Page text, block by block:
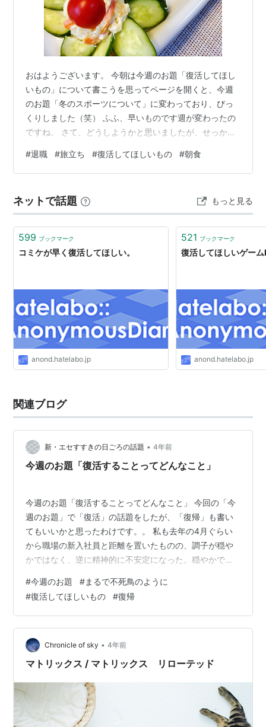
おはようございます。 今朝は今週のお題「復活してほし
いもの」について書こうを思ってページを開くと、今週
のお題「冬のスポーツについて」に変わっており、びっ
くりしました（笑） ふふ、早いものです週が変わったの
ですね。 さて、どうしようかと思いましたが、せっかく
者たちへ ご縁あって一緒の職場で働きましたが、残念な
事に会社を去っていくことになった 二人。 次のステージ
き方が出来る事を願ってやみません。 二人はまだまだ若
い、悩みも迷いも回り道もきっといつか経験となって力
に変わっていくはずです。 今後のあ…
#退職 #旅立ち #復活してほしいもの #朝食
ネットで話題 もっと見る
599 ブックマーク
コミケが早く復活してほしい。
anond.hatelabo.jp
521 ブックマーク
復活してほしいゲーム
anond.hatelabo.jp
関連ブログ
新・エセすすきの日ごろの話題 • 4年前
今週のお題「復活することってどんなこと」
今週のお題「復活することってどんなこと」 今回の「今
週のお題」で「復活」の話題をしたが、「復帰」も書い
てもいいかと思ったわけです。。 私も去年の4月ぐらい
から職場の新入社員と距離を置いたものの、調子が穏や
かではなく、逆に精神的に不安定になった。穏やかでは
ったわけです。 休んで、そのたびに復帰してはまた休ん
での繰り返しだったので、仕事の態度もいい加減になっ
たかもしれないです。最後は、自分も手を出して、問題
を起こした。これで失敗した私。手を出した時点で「自
分はクビだ」と分かっていたので、クビになるのは、当
然と思うわけです。 今、求職中の私。今度は、…
#今週のお題 #まるで不死鳥のように
#復活してほしいもの #復帰
Chronicle of sky • 4年前
マトリックス / マトリックス リローテッド